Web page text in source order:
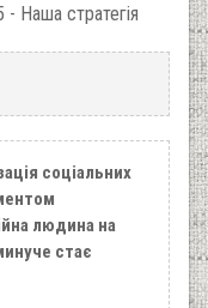
- Наша стратегія
соціальних
людина на
стає